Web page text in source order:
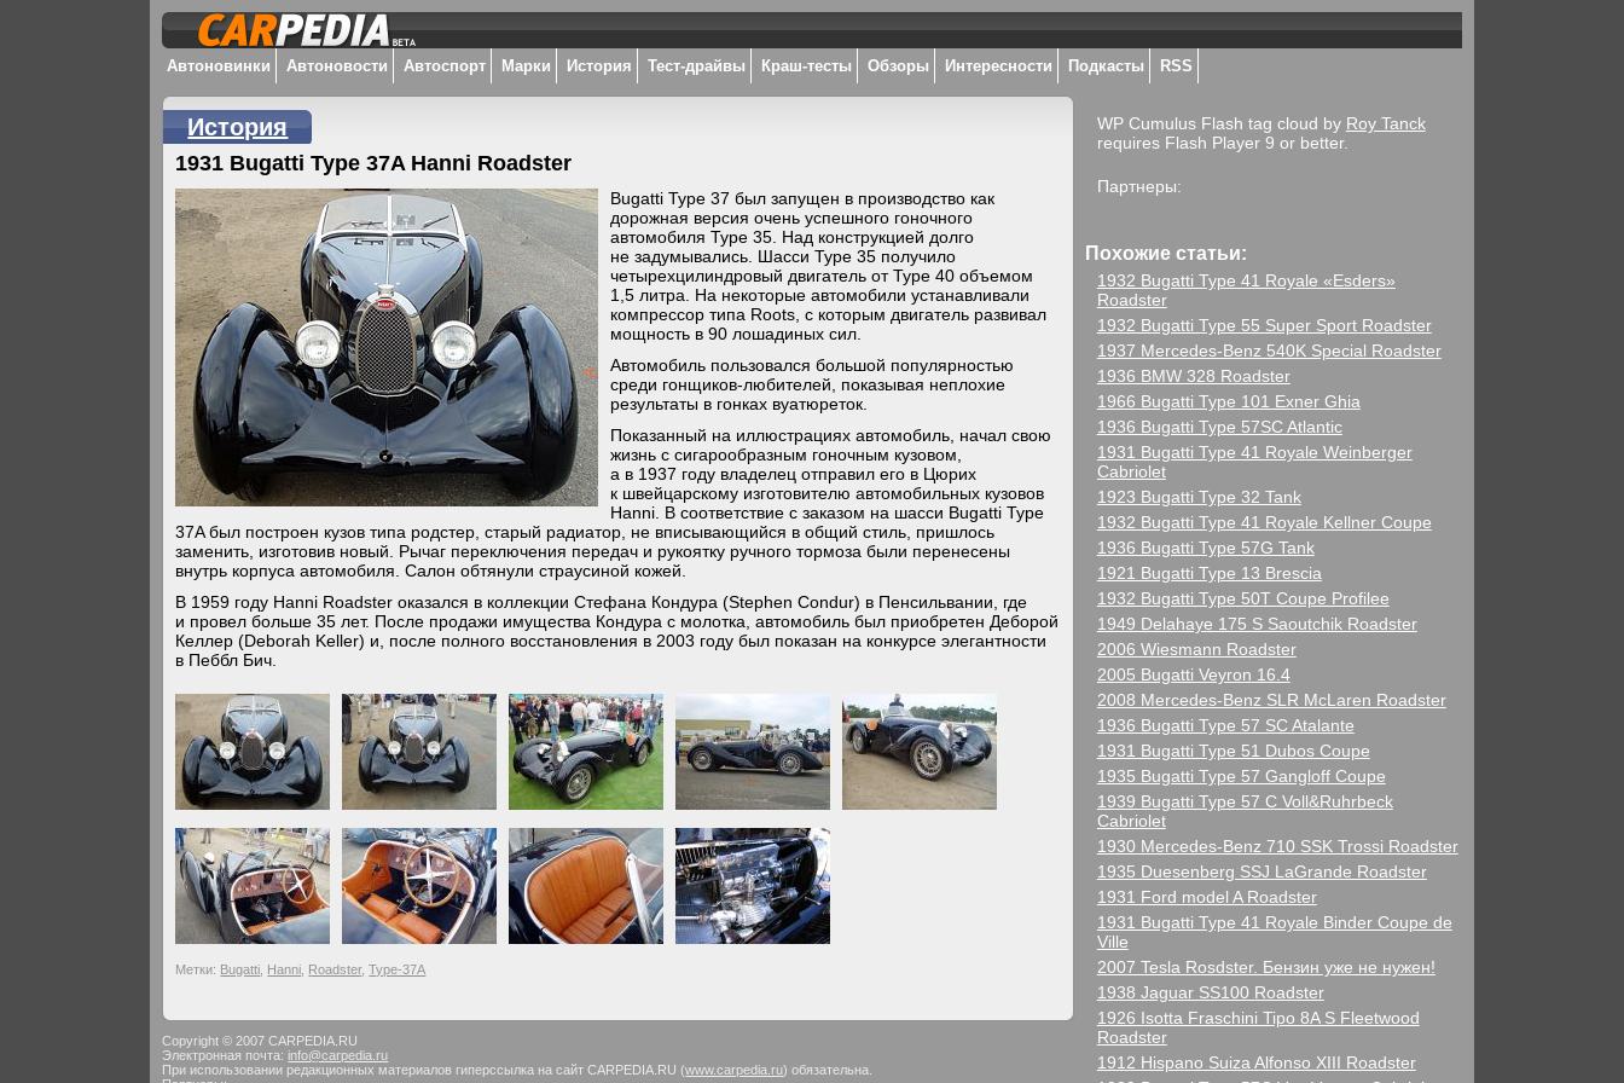
Автоновинки Автоновости Автоспорт Марки История Тест-драйвы Краш-тесты Обзоры Интересности Подкасты RSS
История
1931 Bugatti Type 37A Hanni Roadster
Bugatti Type 37 был запущен в производство как
дорожная версия очень успешного гоночного
автомобиля Type 35. Над конструкцией долго
не задумывались. Шасси Type 35 получило
четырехцилиндровый двигатель от Type 40 объемом
1,5 литра. На некоторые автомобили устанавливали
компрессор типа Roots, с которым двигатель развивал
мощность в 90 лошадиных сил.
Автомобиль пользовался большой популярностью
среди гонщиков-любителей, показывая неплохие
результаты в гонках вуатюреток.
Показанный на иллюстрациях автомобиль, начал свою
жизнь с сигарообразным гоночным кузовом,
а в 1937 году владелец отправил его в Цюрих
к швейцарскому изготовителю автомобильных кузовов
Hanni. В соответствие с заказом на шасси Bugatti Type
37A был построен кузов типа родстер, старый радиатор, не вписывающийся в общий стиль, пришлось
заменить, изготовив новый. Рычаг переключения передач и рукоятку ручного тормоза были перенесены
внутрь корпуса автомобиля. Салон обтянули страусиной кожей.
В 1959 году Hanni Roadster оказался в коллекции Стефана Кондура (Stephen Condur) в Пенсильвании, где
и провел больше 35 лет. После продажи имущества Кондура с молотка, автомобиль был приобретен Деборой
Келлер (Deborah Keller) и, после полного восстановления в 2003 году был показан на конкурсе элегантности
в Пеббл Бич.
Метки: Bugatti Hanni Roadster,Type-37A
WP Cumulus Flash tag cloud by Roy Tanck
requires Flash Player 9 or better.
Партнеры:
Похожие статьи:
1932 Bugatti Type 41 Royale «Esders»
Roadster
1932 Bugatti Type 55 Super Sport Roadster
1937 Mercedes-Benz 540K Special Roadster
1936 BMW 328 Roadster
1966 Bugatti Type 101 Exner Ghia
1936 Bugatti Type 57SC Atlantic
1931 Bugatti Type 41 Royale Weinberger
Cabriolet
1923 Bugatti Type 32 Tank
1932 Bugatti Type 41 Royale Kellner Coupe
1936 Bugatti Type 57G Tank
1921 Bugatti Type 13 Brescia
1932 Bugatti Type 50T Coupe Profilee
1949 Delahaye 175 S Saoutchik Roadster
2006 Wiesmann Roadster
2005 Bugatti Veyron 16.4
2008 Mercedes-Benz SLR McLaren Roadster
1936 Bugatti Type 57 SC Atalante
1931 Bugatti Type 51 Dubos Coupe
1935 Bugatti Type 57 Gangloff Coupe
1939 Bugatti Type 57 C Voll&Ruhrbeck
Cabriolet
1930 Mercedes-Benz 710 SSK Trossi Roadster
1935 Duesenberg SSJ LaGrande Roadster
1931 Ford model A Roadster
1931 Bugatti Type 41 Royale Binder Coupe de
Ville
2007 Tesla Rosdster. Бензин уже не нужен!
1938 Jaguar SS100 Roadster
1926 Isotta Fraschini Tipo 8A S Fleetwood
Roadster
1912 Hispano Suiza Alfonso XIII Roadster
Copyright © 2007 CARPEDIA.RU
Электронная почта: info@carpedia.ru
При использовании редакционных материалов гиперссылка на сайт CARPEDIA.RU (www.carpedia.ru) обязательна.